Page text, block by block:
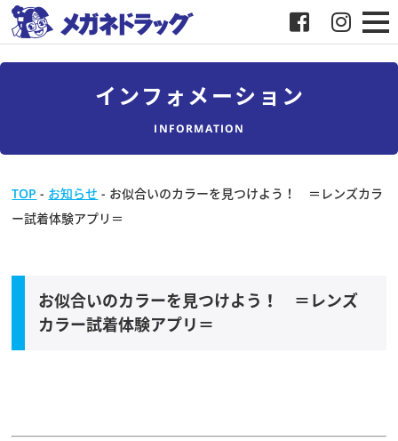
採用
メガネドラッグについて
お客様紹介
インフォメーション
INFORMATION
TOP - お知らせ - お似合いのカラーを見つけよう！ ＝レンズカラ
ー試着体験アプリ＝
お似合いのカラーを見つけよう！ ＝レンズ
カラー試着体験アプリ＝